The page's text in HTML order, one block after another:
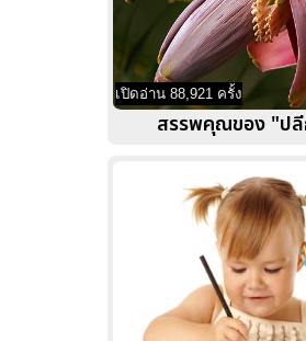
เปิดอ่าน 88,921 ครั้ง
สรรพคุณของ "ป